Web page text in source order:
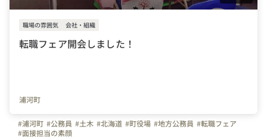
職場の雰囲気 会社・組織
転職フェア開会しました！
浦河町
#浦河町 #公務員 #土木 #北海道 #町役場 #地方公務員 #転職フェア
#面接担当の素顔